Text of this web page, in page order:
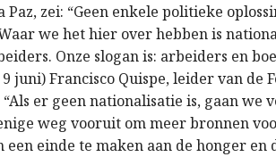
zei: “Geen enkele politieke
we het hier over hebben is
Onze slogan is: arbeiders en
juni) Francisco Quispe, leider van de
er geen nationalisatie is, gaan we
weg vooruit om meer bronnen
einde te maken aan de honger en